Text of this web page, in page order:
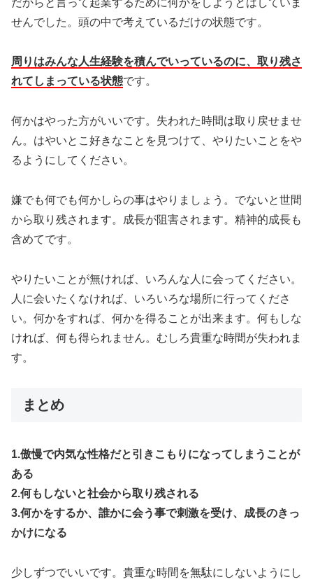
せんでした。頭の中で考えているだけの状態です。
周りはみんな人生経験を積んでいっているのに、取り残さ
れてしまっている状態です。
何かはやった方がいいです。失われた時間は取り戻せませ
ん。はやいとこ好きなことを見つけて、やりたいことをや
るようにしてください。
嫌でも何でも何かしらの事はやりましょう。でないと世間
から取り残されます。成長が阻害されます。精神的成長も
含めてです。
やりたいことが無ければ、いろんな人に会ってください。
人に会いたくなければ、いろいろな場所に行ってくださ
い。何かをすれば、何かを得ることが出来ます。何もしな
ければ、何も得られません。むしろ貴重な時間が失われま
す。
まとめ
1.傲慢で内気な性格だと引きこもりになってしまうことが
ある
2.何もしないと社会から取り残される
3.何かをするか、誰かに会う事で刺激を受け、成長のきっ
かけになる
少しずつでいいです。貴重な時間を無駄にしないようにし